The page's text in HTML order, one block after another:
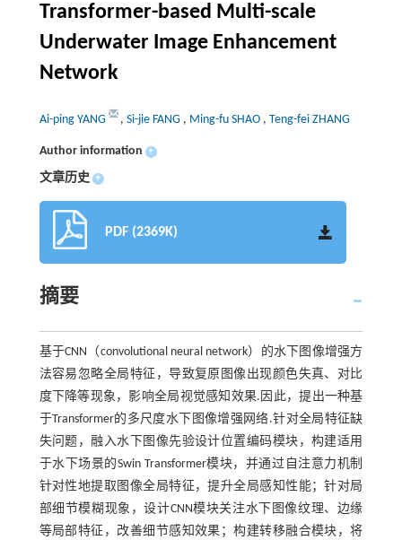
Transformer-based Multi-scale
Underwater Image Enhancement
Network
Ai-ping YANG , Si-jie FANG , Ming-fu SHAO , Teng-fei ZHANG
Author information +
文章历史 +
PDF (2369K)
摘要
基于CNN（convolutional neural network）的水下图像增强方
法容易忽略全局特征，导致复原图像出现颜色失真、对比
度下降等现象，影响全局视觉感知效果.因此，提出一种基
于Transformer的多尺度水下图像增强网络.针对全局特征缺
失问题，融入水下图像先验设计位置编码模块，构建适用
于水下场景的Swin Transformer模块，并通过自注意力机制
针对性地提取图像全局特征，提升全局感知性能；针对局
部细节模糊现象，设计CNN模块关注水下图像纹理、边缘
等局部特征，改善细节感知效果；构建转移融合模块，将